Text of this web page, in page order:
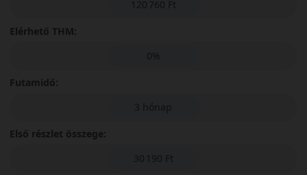
120 760 Ft
Elérhető THM:
0%
Futamidő:
3 hónap
Első részlet összege:
30 190 Ft